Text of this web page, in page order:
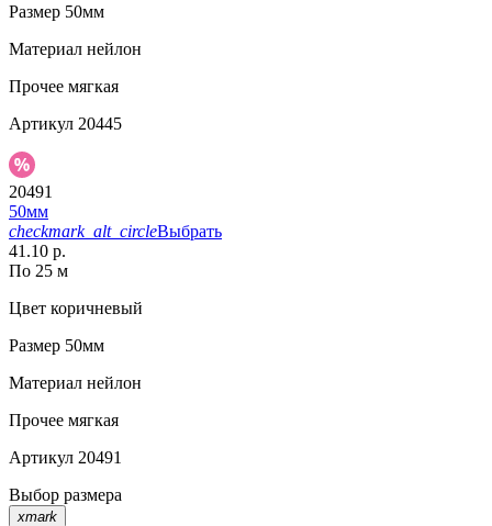
Размер 50мм
Материал нейлон
Прочее мягкая
Артикул 20445
20491
50мм
checkmark_alt_circleВыбрать
41.10 р.
По 25 м
Цвет коричневый
Размер 50мм
Материал нейлон
Прочее мягкая
Артикул 20491
Выбор размера
xmark